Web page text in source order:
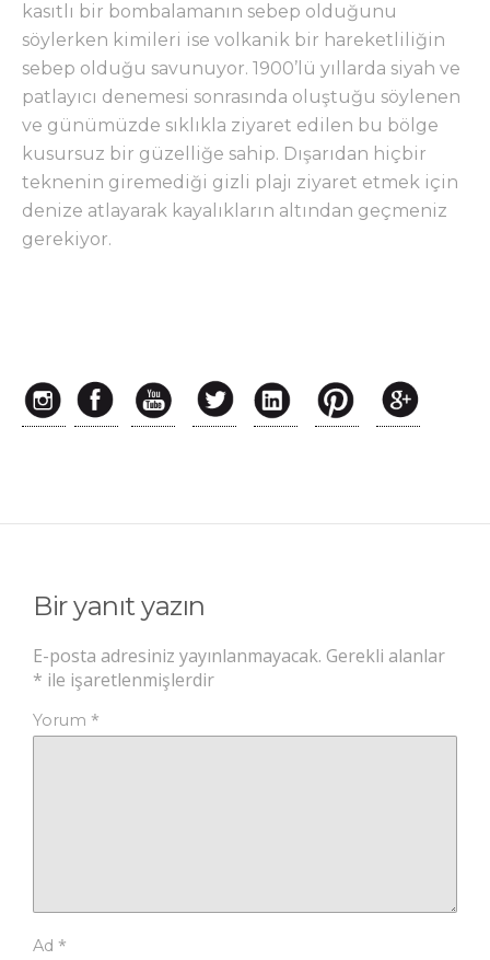
kasıtlı bir bombalamanın sebep olduğunu
söylerken kimileri ise volkanik bir hareketliliğin
sebep olduğu savunuyor. 1900’lü yıllarda siyah ve
patlayıcı denemesi sonrasında oluştuğu söylenen
ve günümüzde sıklıkla ziyaret edilen bu bölge
kusursuz bir güzelliğe sahip. Dışarıdan hiçbir
teknenin giremediği gizli plajı ziyaret etmek için
denize atlayarak kayalıkların altından geçmeniz
gerekiyor.
Bir yanıt yazın
E-posta adresiniz yayınlanmayacak. Gerekli alanlar
* ile işaretlenmişlerdir
Yorum *
Ad *